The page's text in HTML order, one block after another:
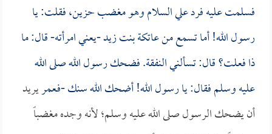
فسلمت عليه فرد علي السلام وهو مغضب حزين، فقلت: يا
رسول الله! أما تسمع منعاتكة بنت زيد-يعني امرأته- قال: ما
ذا فعلت؟ قال: تسألني النفقة. فضحك رسول الله صلى الله
عليه وسلم فقال: يا رسول الله! أضحك الله سنك -فـعمريريد
أن يضحك الرسول صلى الله عليه وسلم؛ لأنه وجده مغضباً